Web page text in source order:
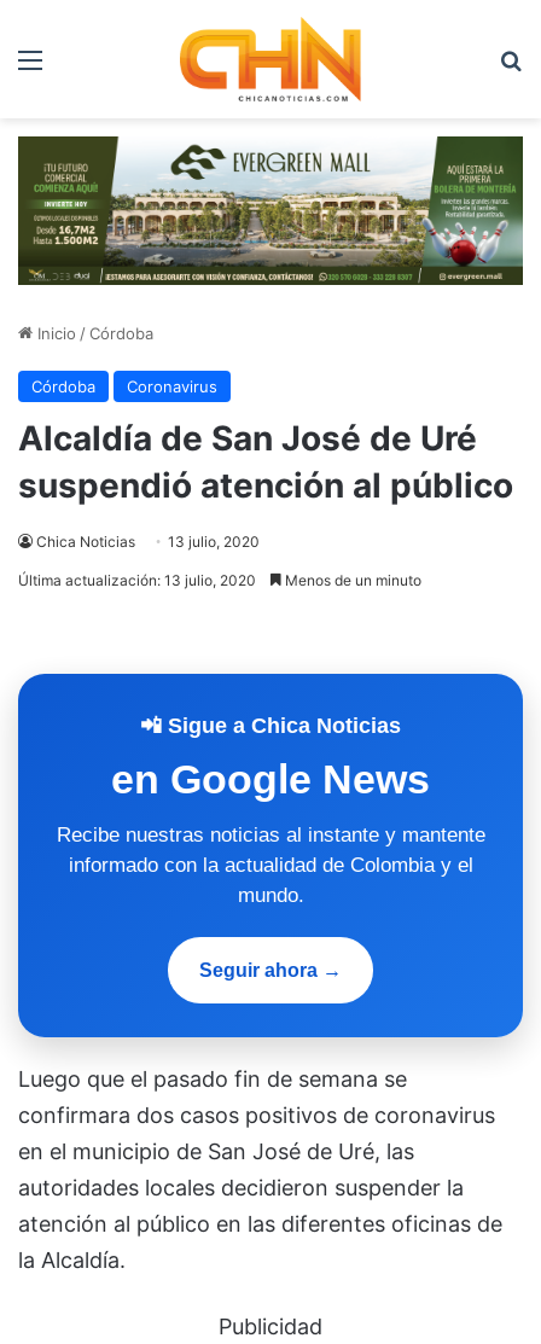
Menú
Inicio /Córdoba
Córdoba Coronavirus
Alcaldía de San José de Uré
suspendió atención al público
Chica Noticias 13 julio, 2020
Última actualización: 13 julio, 2020 Menos de un minuto
📲 Sigue a Chica Noticias
en Google News
Recibe nuestras noticias al instante y mantente
informado con la actualidad de Colombia y el
mundo.
Seguir ahora →
Luego que el pasado fin de semana se
confirmara dos casos positivos de coronavirus
en el municipio de San José de Uré, las
autoridades locales decidieron suspender la
atención al público en las diferentes oficinas de
la Alcaldía.
Publicidad